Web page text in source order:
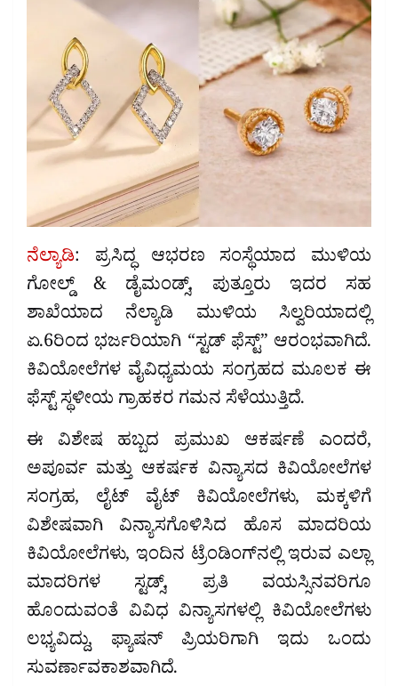
ನೆಲ್ಯಾಡಿ: ಪ್ರಸಿದ್ಧ ಆಭರಣ ಸಂಸ್ಥೆಯಾದ ಮುಳಿಯ
ಗೋಲ್ಡ್ & ಡೈಮಂಡ್ಸ್, ಪುತ್ತೂರು ಇದರ ಸಹ
ಶಾಖೆಯಾದ ನೆಲ್ಯಾಡಿ ಮುಳಿಯ ಸಿಲ್ವರಿಯಾದಲ್ಲಿ
ಏ.6ರಿಂದ ಭರ್ಜರಿಯಾಗಿ “ಸ್ಟಡ್ ಫೆಸ್ಟ್” ಆರಂಭವಾಗಿದೆ.
ಕಿವಿಯೋಲೆಗಳ ವೈವಿಧ್ಯಮಯ ಸಂಗ್ರಹದ ಮೂಲಕ ಈ
ಫೆಸ್ಟ್ ಸ್ಥಳೀಯ ಗ್ರಾಹಕರ ಗಮನ ಸೆಳೆಯುತ್ತಿದೆ.
ಈ ವಿಶೇಷ ಹಬ್ಬದ ಪ್ರಮುಖ ಆಕರ್ಷಣೆ ಎಂದರೆ,
ಅಪೂರ್ವ ಮತ್ತು ಆಕರ್ಷಕ ವಿನ್ಯಾಸದ ಕಿವಿಯೋಲೆಗಳ
ಸಂಗ್ರಹ, ಲೈಟ್ ವೈಟ್ ಕಿವಿಯೋಲೆಗಳು, ಮಕ್ಕಳಿಗೆ
ವಿಶೇಷವಾಗಿ ವಿನ್ಯಾಸಗೊಳಿಸಿದ ಹೊಸ ಮಾದರಿಯ
ಕಿವಿಯೋಲೆಗಳು, ಇಂದಿನ ಟ್ರೆಂಡಿಂಗ್‌ನಲ್ಲಿ ಇರುವ ಎಲ್ಲಾ
ಮಾದರಿಗಳ ಸ್ಟಡ್ಸ್, ಪ್ರತಿ ವಯಸ್ಸಿನವರಿಗೂ
ಹೊಂದುವಂತೆ ವಿವಿಧ ವಿನ್ಯಾಸಗಳಲ್ಲಿ ಕಿವಿಯೋಲೆಗಳು
ಲಭ್ಯವಿದ್ದು, ಫ್ಯಾಷನ್ ಪ್ರಿಯರಿಗಾಗಿ ಇದು ಒಂದು
ಸುವರ್ಣಾವಕಾಶವಾಗಿದೆ.